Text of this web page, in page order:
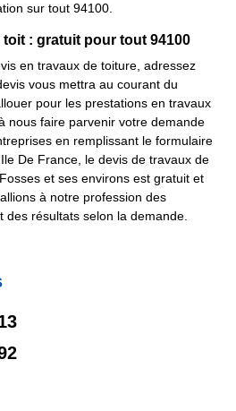
sur tout 94100.
: gratuit pour tout 94100
en travaux de toiture, adressez
vous mettra au courant du
pour les prestations en travaux
nous faire parvenir votre demande
en remplissant le formulaire
De France, le devis de travaux de
et ses environs est gratuit et
à notre profession des
des résultats selon la demande.